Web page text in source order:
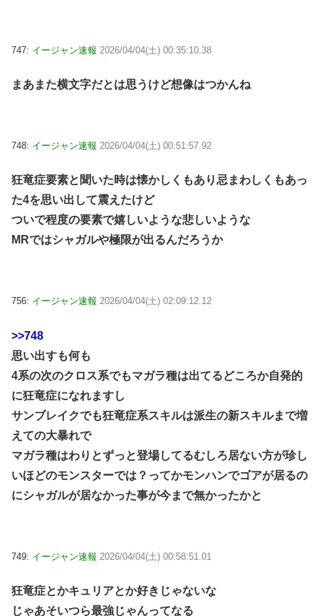
747: イージャン速報 2026/04/04(土) 00:35:10.38
まあまた横文字だとは思うけど想像はつかんね
748: イージャン速報 2026/04/04(土) 00:51:57.92
狂竜症要素と聞いた時は懐かしくもあり忌まわしくもあっ
た4を思い出して震えたけど
ついで程度の要素で嬉しいような悲しいような
MRではシャガルや極限が出るんだろうか
756: イージャン速報 2026/04/04(土) 02:09:12.12
>>748
思い出すも何も
4系の次のクロス系でもマガラ種は出てるどころか自発的
に狂竜症になれますし
サンブレイクでも狂竜症系スキルは派生の新スキルまで増
えての大暴れで
マガラ種はわりとずっと登場してるむしろ居ない方が珍し
いほどのモンスターでは？ってかモンハンでゴアが居るの
にシャガルが居なかった事が今まで無かったかと
749: イージャン速報 2026/04/04(土) 00:58:51.01
狂竜症とかキュリアとか好きじゃないな
じゃあそいつら最強じゃんってなる